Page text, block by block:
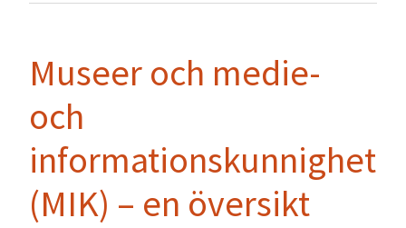
Museer och medie-
och
informationskunnighet
(MIK) – en översikt